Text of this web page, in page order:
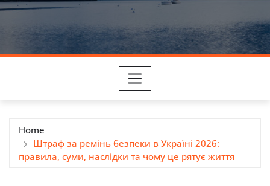
Home
Штраф за ремінь безпеки в Україні 2026:
правила, суми, наслідки та чому це рятує життя